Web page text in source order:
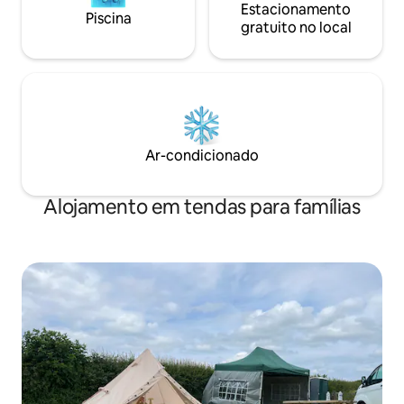
Piscina
Estacionamento
gratuito no local
Ar-condicionado
Alojamento em tendas para famílias